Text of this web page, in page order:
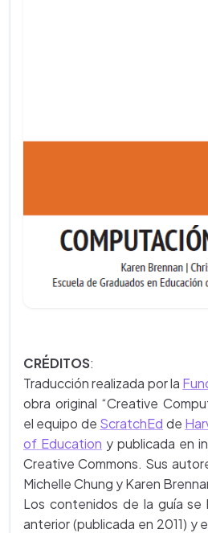
CRÉDITOS:
Traducción realizada por la
obra original “Creative
el equipo de ScratchEd de
of Education y publicada en
Creative Commons. Sus
Michelle Chung y Karen
Los contenidos de la guía se
anterior (publicada en 2011) y